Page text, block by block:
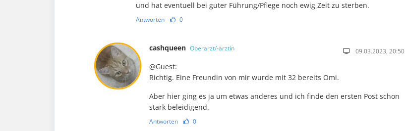
und hat eventuell bei guter Führung/Pflege noch ewig Zeit zu sterben.
Antworten 0
cashqueen Oberarzt/-ärztin 09.03.2023, 20:50
@Guest:
Richtig. Eine Freundin von mir wurde mit 32 bereits Omi.
Aber hier ging es ja um etwas anderes und ich finde den ersten Post schon
stark beleidigend.
Antworten 0